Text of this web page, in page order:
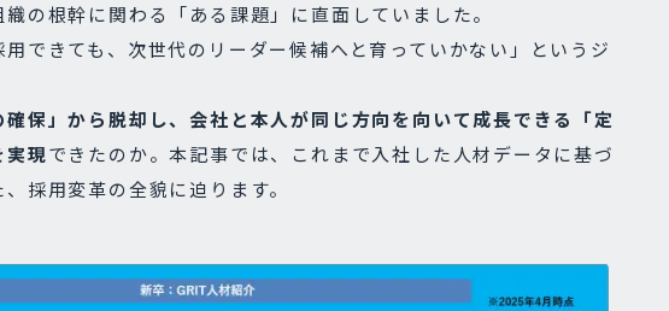
の根幹に関わる「ある課題」に直面していました。
できても、次世代のリーダー候補へと育っていかない」というジ
保」から脱却し、会社と本人が同じ方向を向いて成長できる「定
実現できたのか。本記事では、これまで入社した人材データに基づ
採用変革の全貌に迫ります。